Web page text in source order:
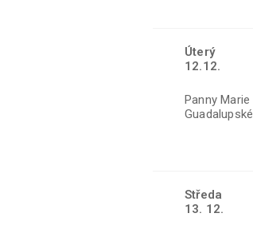
Úterý
12.12.
Panny Marie
Guadalupské
Středa
13. 12.